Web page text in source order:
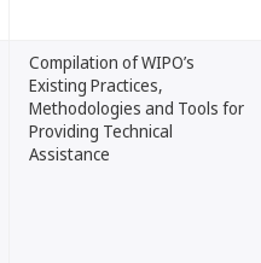
Compilation of WIPO’s
Existing Practices,
Methodologies and Tools for
Providing Technical
Assistance